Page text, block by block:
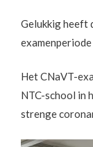
Gelukkig heeft
Het CNaVT-
NTC-school in
strenge